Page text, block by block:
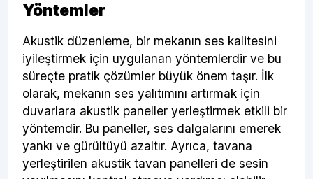
Yöntemler
Akustik düzenleme, bir mekanın ses kalitesini
iyileştirmek için uygulanan yöntemlerdir ve bu
süreçte pratik çözümler büyük önem taşır. İlk
olarak, mekanın ses yalıtımını artırmak için
duvarlara akustik paneller yerleştirmek etkili bir
yöntemdir. Bu paneller, ses dalgalarını emerek
yankı ve gürültüyü azaltır. Ayrıca, tavana
yerleştirilen akustik tavan panelleri de sesin